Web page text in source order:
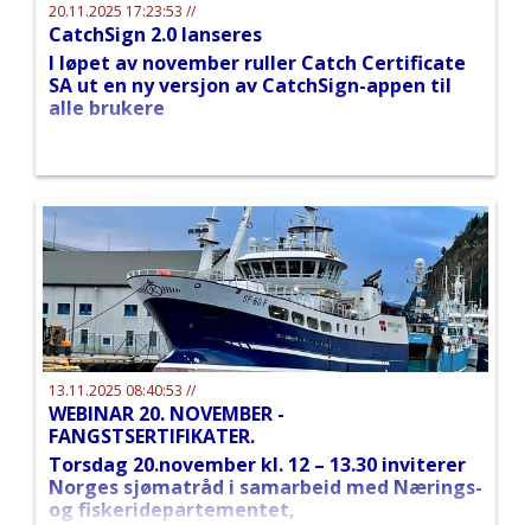
20.11.2025 17:23:53 //
CatchSign 2.0 lanseres
I løpet av november ruller Catch Certificate
SA ut en ny versjon av CatchSign-appen til
alle brukere
13.11.2025 08:40:53 //
WEBINAR 20. NOVEMBER -
FANGSTSERTIFIKATER.
Torsdag 20.november kl. 12 – 13.30 inviterer
Norges sjømatråd i samarbeid med Nærings-
og fiskeridepartementet,